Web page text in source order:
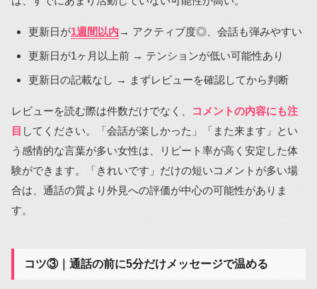
更新日が1週間以内→ アクティブ度◎、会話も弾みやすい
更新日が1ヶ月以上前 → テンションが低い可能性あり
更新日の記載なし → まずレビューを確認してから判断
レビューを読む際は件数だけでなく、
コメントの内容にも注
目 してください。「会話が楽しかった」「また来ます」とい
う感情的な言葉が多い女性は、リピート率が高く安定した体
験ができます。「きれいです」だけの短いコメントが多い場
合は、通話の質より外見への評価が中心の可能性がありま
す。
コツ③｜通話の前に5分だけメッセージで温める